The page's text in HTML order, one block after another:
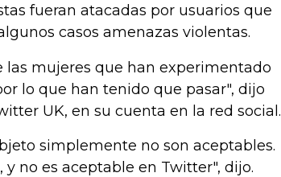
fueran atacadas por usuarios que
casos amenazas violentas.
mujeres que han experimentado
lo que han tenido que pasar", dijo
UK, en su cuenta en la red social.
simplemente no son aceptables.
no es aceptable en Twitter", dijo.